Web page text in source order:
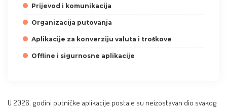
Prijevod i komunikacija
Organizacija putovanja
Aplikacije za konverziju valuta i troškove
Offline i sigurnosne aplikacije
U 2026. godini putničke aplikacije postale su neizostavan dio svakog